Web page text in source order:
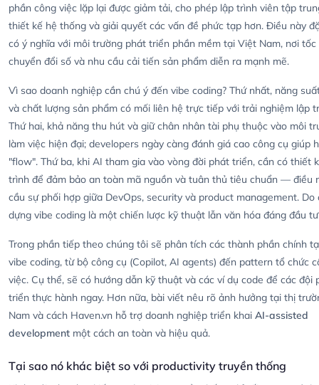
phần công việc lặp lại được giảm tải, cho phép lập trình viên tập
thiết kế hệ thống và giải quyết các vấn đề phức tạp hơn. Điều này
có ý nghĩa với môi trường phát triển phần mềm tại Việt Nam, nơi tốc
chuyển đổi số và nhu cầu cải tiến sản phẩm diễn ra mạnh mẽ.
Vì sao doanh nghiệp cần chú ý đến vibe coding? Thứ nhất, năng
và chất lượng sản phẩm có mối liên hệ trực tiếp với trải nghiệm lập
Thứ hai, khả năng thu hút và giữ chân nhân tài phụ thuộc vào môi
làm việc hiện đại; developers ngày càng đánh giá cao công cụ giúp
"flow". Thứ ba, khi AI tham gia vào vòng đời phát triển, cần có thiết
trình để đảm bảo an toàn mã nguồn và tuân thủ tiêu chuẩn — điều
cầu sự phối hợp giữa DevOps, security và product management. Do
dựng vibe coding là một chiến lược kỹ thuật lẫn văn hóa đáng đầu
Trong phần tiếp theo chúng tôi sẽ phân tích các thành phần chính
vibe coding, từ bộ công cụ (Copilot, AI agents) đến pattern tổ chức
việc. Cụ thể, sẽ có hướng dẫn kỹ thuật và các ví dụ code để các đội
triển thực hành ngay. Hơn nữa, bài viết nêu rõ ảnh hưởng tại thị
Nam và cách Haven.vn hỗ trợ doanh nghiệp triển khai AI-assisted
development một cách an toàn và hiệu quả.
Tại sao nó khác biệt so với productivity truyền thống